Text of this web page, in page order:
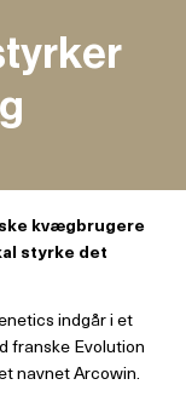
kvægbrugere
styrke det
indgår i et
franske Evolution
navnet Arcowin.